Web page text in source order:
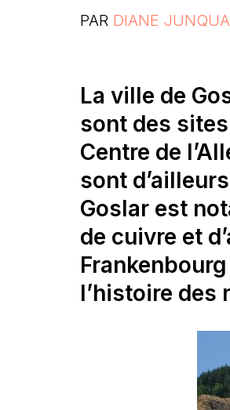
PAR DIANE
La ville de
sont des
Centre de
sont
Goslar est
de cuivre et
l’histoire